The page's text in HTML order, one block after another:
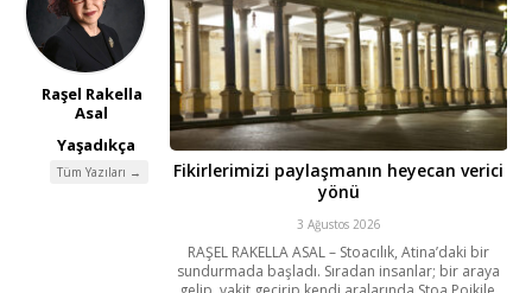
Raşel Rakella
Asal
Yaşadıkça
Tüm Yazıları →
Fikirlerimizi paylaşmanın heyecan verici
yönü
3 Ağustos 2026
RAŞEL RAKELLA ASAL – Stoacılık, Atina’daki bir
sundurmada başladı. Sıradan insanlar; bir araya